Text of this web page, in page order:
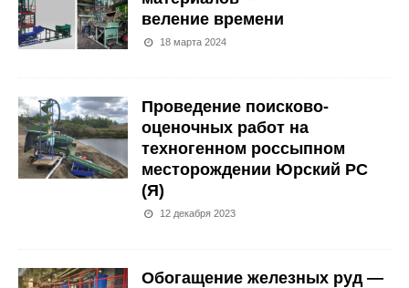
веление времени
18 марта 2024
Проведение поисково-
оценочных работ на
техногенном россыпном
месторождении Юрский РС
(Я)
12 декабря 2023
Обогащение железных руд —